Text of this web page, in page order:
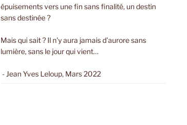
épuisements vers une fin sans finalité, un destin
sans destinée ?
Mais qui sait ? Il n’y aura jamais d’aurore sans
lumière, sans le jour qui vient…
- Jean Yves Leloup, Mars 2022